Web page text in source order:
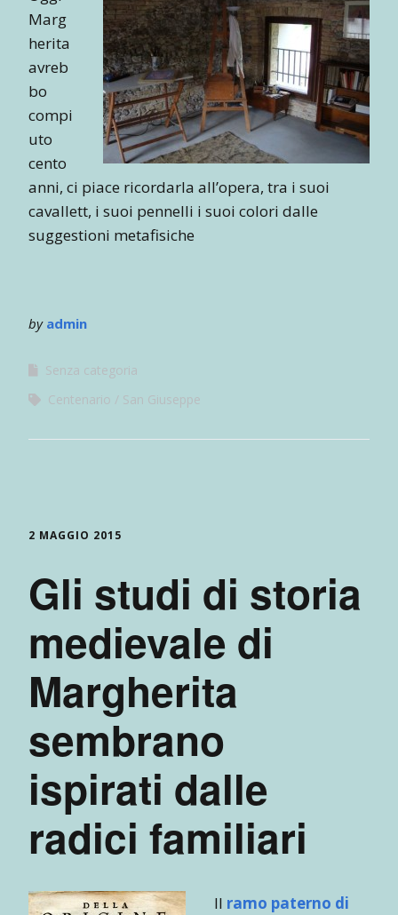
Marg
herita
avreb
bo
compi
uto
cento
anni, ci piace ricordarla all’opera, tra i suoi
cavallett, i suoi pennelli i suoi colori dalle
suggestioni metafisiche
by admin
Senza categoria
Centenario
San Giuseppe
2 MAGGIO 2015
Gli studi di storia
medievale di
Margherita
sembrano
ispirati dalle
radici familiari
Il ramo paterno di